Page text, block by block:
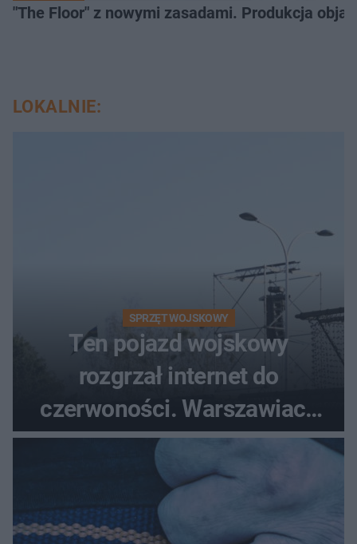
"The Floor" z nowymi zasadami. Produkcja
LOKALNIE:
SPRZĘT WOJSKOWY
Ten pojazd wojskowy
rozgrzał internet do
czerwoności. Warszawiacy
pytali, czy to Mad Max!